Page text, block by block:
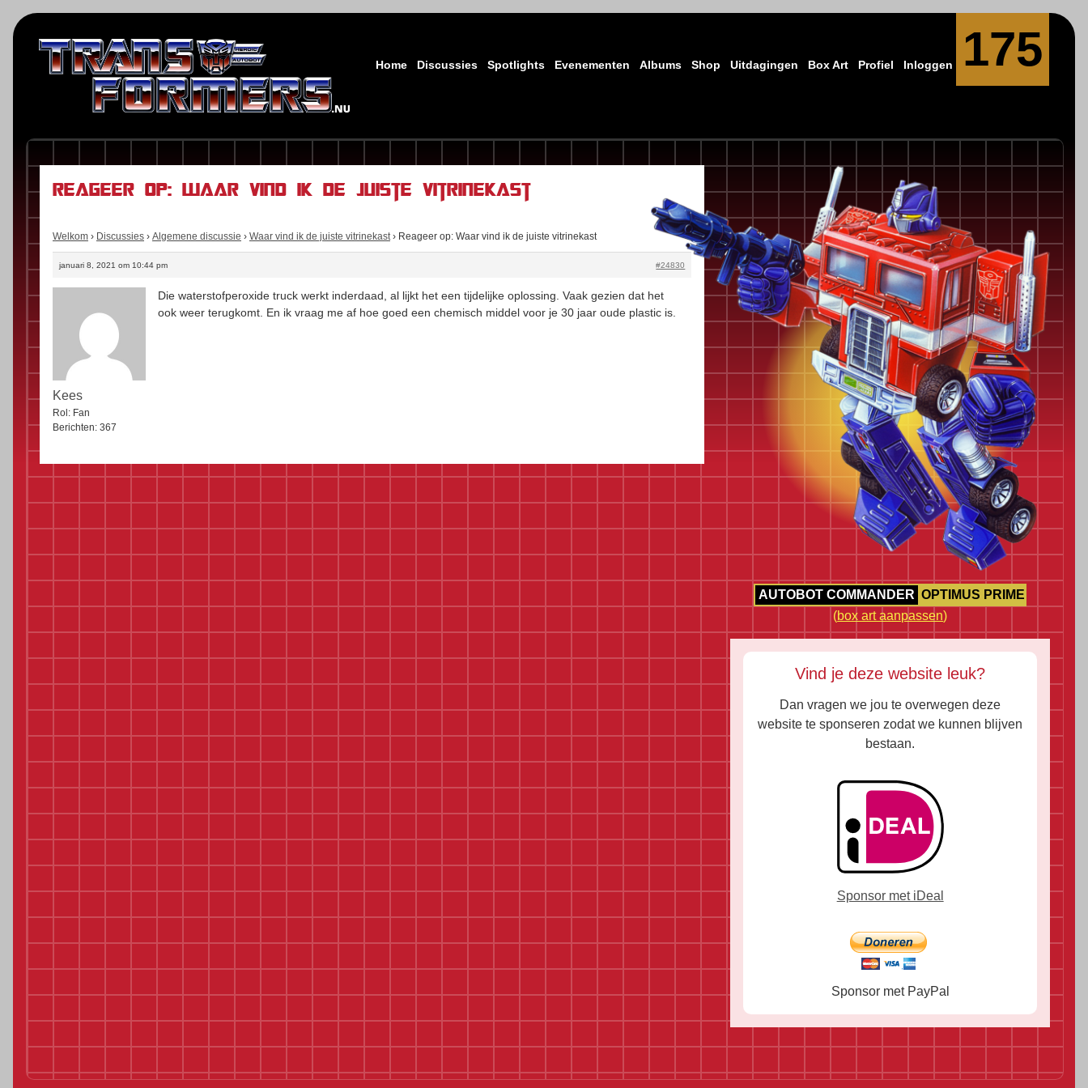
Home Discussies Spotlights Evenementen Albums Shop Uitdagingen Box Art Profiel Inloggen 175
Reageer op: Waar vind ik de juiste vitrinekast
Welkom › Discussies › Algemene discussie › Waar vind ik de juiste vitrinekast › Reageer op: Waar vind ik de juiste vitrinekast
januari 8, 2021 om 10:44 pm #24830
Kees
Rol: Fan
Berichten: 367
Die waterstofperoxide truck werkt inderdaad, al lijkt het een tijdelijke oplossing. Vaak gezien dat het
ook weer terugkomt. En ik vraag me af hoe goed een chemisch middel voor je 30 jaar oude plastic is.
AUTOBOT COMMANDER OPTIMUS PRIME
(box art aanpassen)
Vind je deze website leuk?
Dan vragen we jou te overwegen deze
website te sponseren zodat we kunnen blijven
bestaan.
Sponsor met iDeal
Sponsor met PayPal